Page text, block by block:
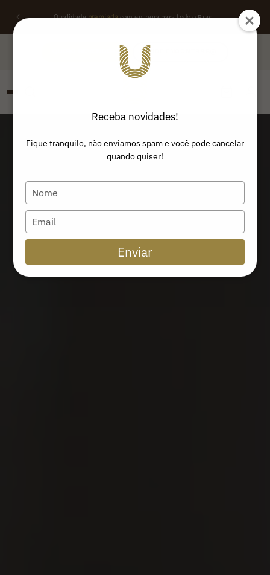
Qualidadepremiadacom entrega para todo o Brasil
ONDE ENCONTRAR
Buscar produtos:
Receba novidades!
Fique tranquilo, não enviamos spam e você pode cancelar
quando quiser!
Type
your
name
Type
your
email
Enviar